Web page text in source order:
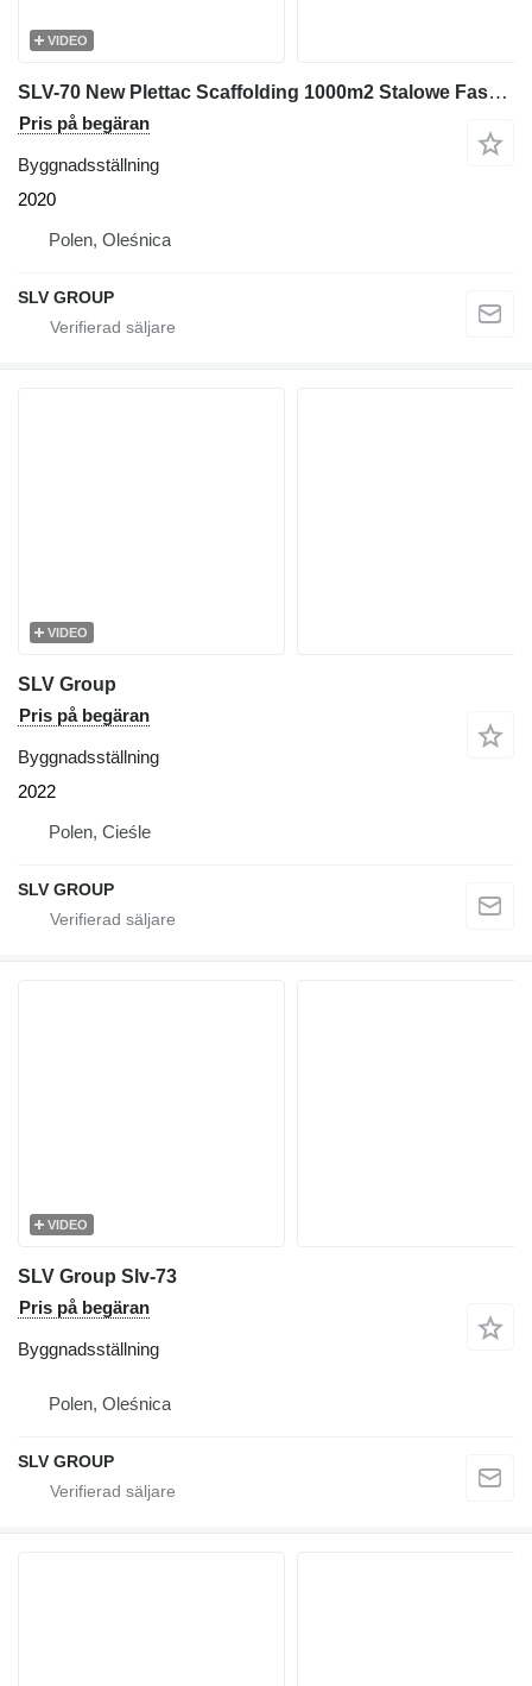
VIDEO
SLV-70 New Plettac Scaffolding 1000m2 Stalowe Fasadowe Rusztowan
Pris på begäran
Byggnadsställning
2020
Polen, Oleśnica
SLV GROUP
VIDEO
SLV Group
Pris på begäran
Byggnadsställning
2022
Polen, Cieśle
SLV GROUP
VIDEO
SLV Group Slv-73
Pris på begäran
Byggnadsställning
Polen, Oleśnica
SLV GROUP